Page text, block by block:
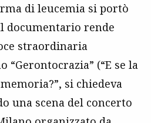
di leucemia si portò
documentario rende
straordinaria
(“E se la
si chiedeva
una scena del concerto